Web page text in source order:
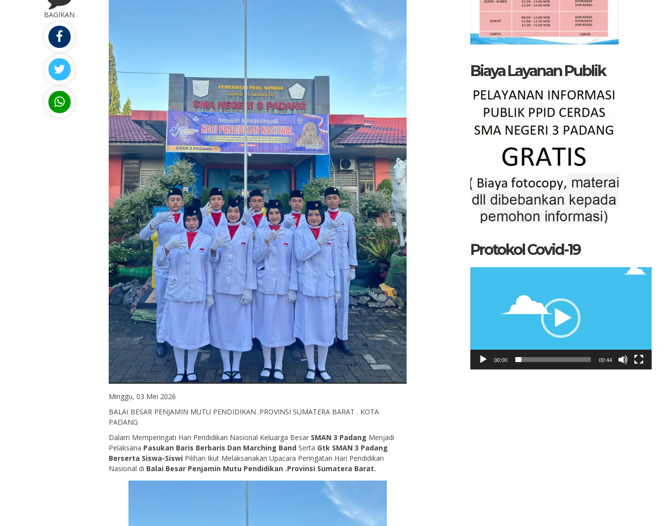
BAGIKAN
Minggu, 03 Mei 2026
BALAI BESAR PENJAMIN MUTU PENDIDIKAN .PROVINSI SUMATERA BARAT . KOTA
PADANG
Dalam Memperingati Hari Pendidikan Nasional Keluarga Besar SMAN 3 Padang Menjadi
Pelaksana Pasukan Baris Berbaris Dan Marching Band Serta Gtk SMAN 3 Padang
Berserta Siswa-Siswi Pilihan Ikut Melaksanakan Upacara Peringatan Hari Pendidikan
Nasional di Balai Besar Penjamin Mutu Pendidikan .Provinsi Sumatera Barat.
Biaya Layanan Publik
Protokol Covid-19
00:00 00:44